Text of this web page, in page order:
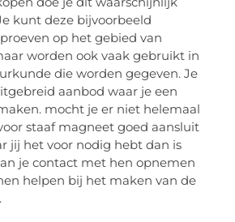
kunt deze bijvoorbeeld
op het gebied van
worden ook vaak gebruikt in
die worden gegeven. Je
aanbod waar je een
mocht je er niet helemaal
staaf magneet goed aansluit
jij het voor nodig hebt dan is
je contact met hen opnemen
helpen bij het maken van de